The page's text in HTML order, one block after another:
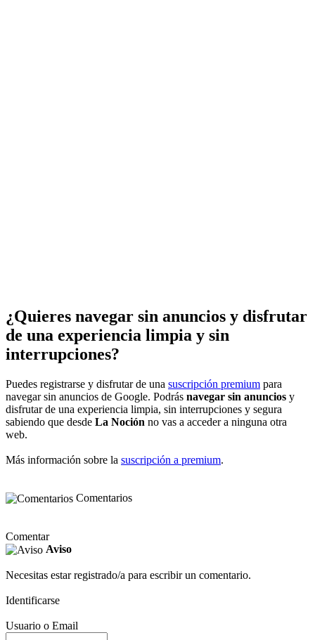
¿Quieres navegar sin anuncios y disfrutar
de una experiencia limpia y sin
interrupciones?
Puedes registrarse y disfrutar de una suscripción premium para
navegar sin anuncios de Google. Podrás navegar sin anuncios y
disfrutar de una experiencia limpia, sin interrupciones y segura
sabiendo que desde La Noción no vas a acceder a ninguna otra
web.
Más información sobre la suscripción a premium.
Comentarios
Comentar
Aviso
Necesitas estar registrado/a para escribir un comentario.
Identificarse
Usuario o Email